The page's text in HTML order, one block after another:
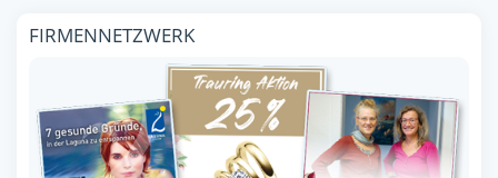
FIRMENNETZWERK